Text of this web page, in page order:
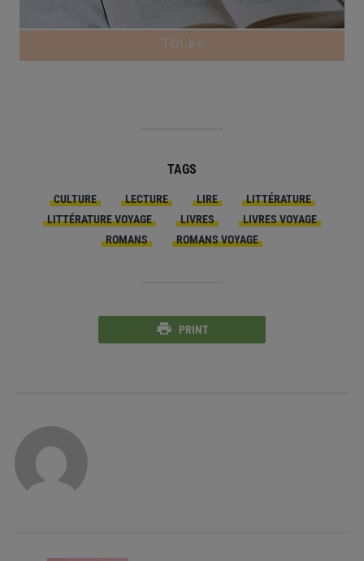
TAGS
CULTURE LECTURE LIRE
LITTÉRATURE
LITTÉRATURE VOYAGE
LIVRES
LIVRES VOYAGE
ROMANS
ROMANS VOYAGE
PRINT